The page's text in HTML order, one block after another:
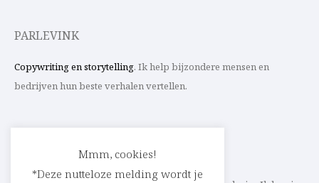
PARLEVINK
Copywriting en storytelling. Ik help bijzondere mensen en
bedrijven hun beste verhalen vertellen.
Mmm, cookies!
*Deze nutteloze melding wordt je